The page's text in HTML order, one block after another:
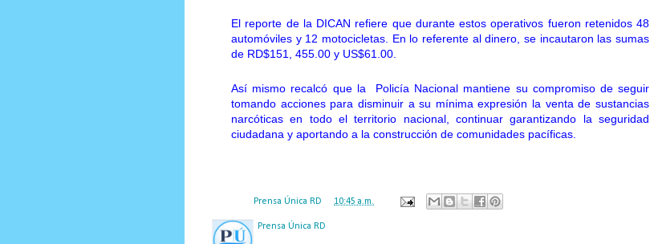
El reporte de la DICAN refiere que durante estos operativos fueron retenidos 48
automóviles y 12 motocicletas. En lo referente al dinero, se incautaron las sumas
de RD$151, 455.00 y US$61.00.
Así mismo recalcó que la
Policía Nacional mantiene su compromiso de seguir
tomando acciones para disminuir a su mínima expresión la venta de sustancias
narcóticas en todo el territorio nacional, continuar garantizando la seguridad
ciudadana y aportando a la construcción de comunidades pacíficas.
Prensa Única RD 10:45 a.m.
Prensa Única RD